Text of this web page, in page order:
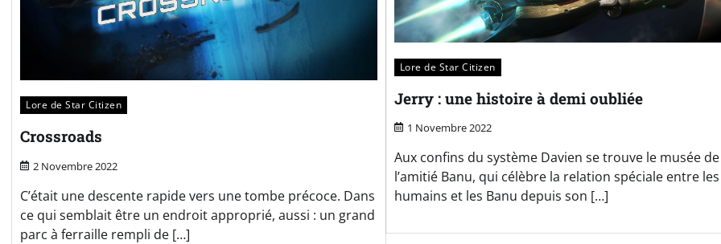
Lore de Star Citizen
Crossroads
2 Novembre 2022
C’était une descente rapide vers une tombe précoce. Dans
ce qui semblait être un endroit approprié, aussi : un grand
parc à ferraille rempli de […]
Lore de Star Citizen
Jerry : une histoire à demi oubliée
1 Novembre 2022
Aux confins du système Davien se trouve le musée de
l’amitié Banu, qui célèbre la relation spéciale entre les
humains et les Banu depuis son […]
Actualités Featured Patchs
Star Citizen
Welcome to the
rock